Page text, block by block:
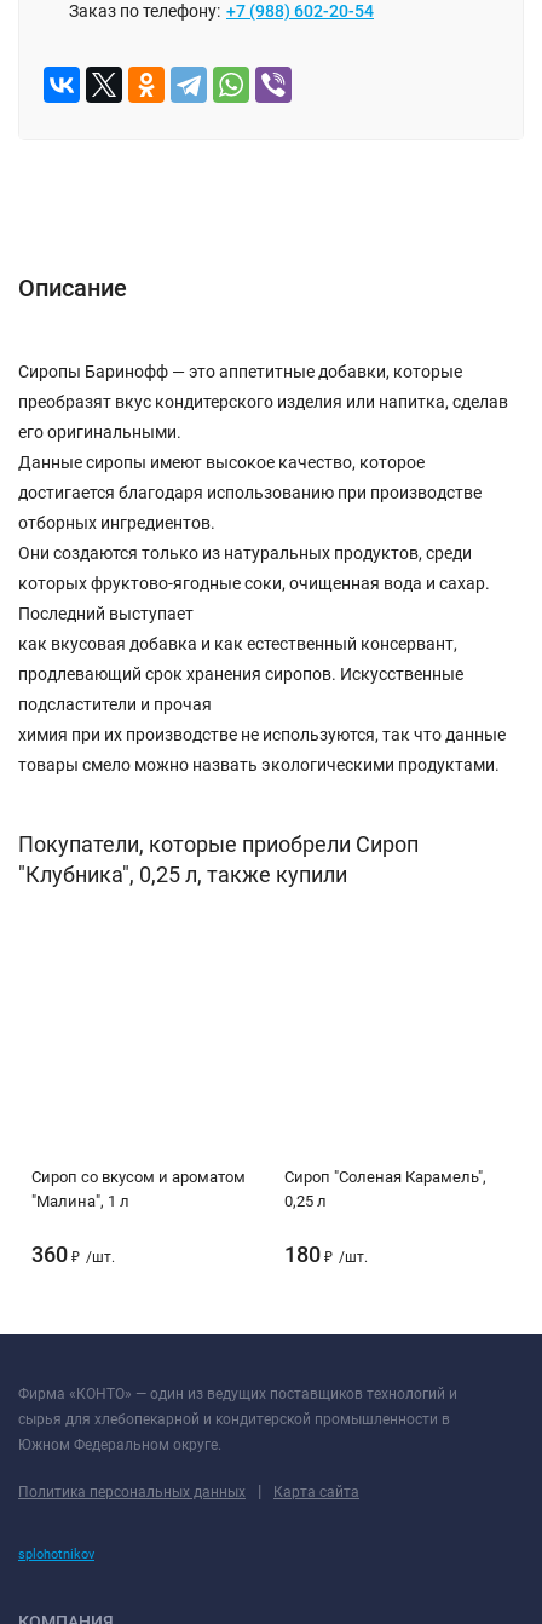
Заказ по телефону: +7 (988) 602-20-54
Описание
Сиропы Баринофф — это аппетитные добавки, которые
преобразят вкус кондитерского изделия или напитка, сделав
его оригинальными.
Данные сиропы имеют высокое качество, которое
достигается благодаря использованию при производстве
отборных ингредиентов.
Они создаются только из натуральных продуктов, среди
которых фруктово-ягодные соки, очищенная вода и сахар.
Последний выступает
как вкусовая добавка и как естественный консервант,
продлевающий срок хранения сиропов. Искусственные
подсластители и прочая
химия при их производстве не используются, так что данные
товары смело можно назвать экологическими продуктами.
Покупатели, которые приобрели Сироп
"Клубника", 0,25 л, также купили
Сироп со вкусом и ароматом
"Малина", 1 л
360 ₽ /шт.
Сироп "Соленая Карамель",
0,25 л
180 ₽ /шт.
Фирма «КОНТО» — один из ведущих поставщиков технологий и
сырья для хлебопекарной и кондитерской промышленности в
Южном Федеральном округе.
Политика персональных данных | Карта сайта
splohotnikov